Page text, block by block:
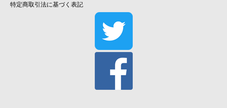
特定商取引法に基づく表記